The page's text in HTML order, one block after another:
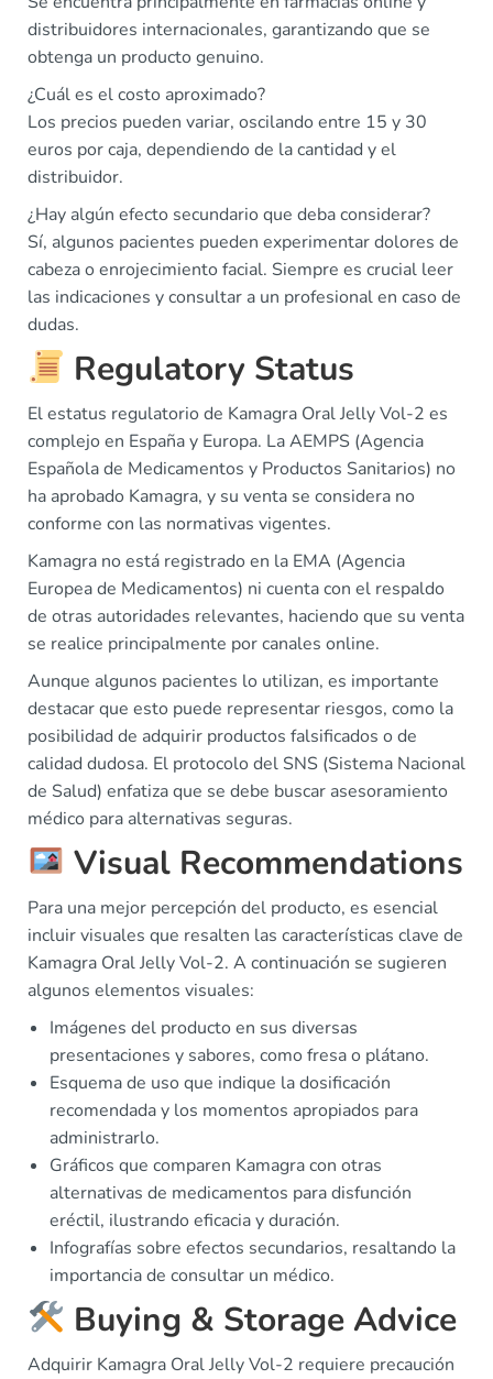
distribuidores internacionales, garantizando que se
obtenga un producto genuino.
¿Cuál es el costo aproximado?
Los precios pueden variar, oscilando entre 15 y 30
euros por caja, dependiendo de la cantidad y el
distribuidor.
¿Hay algún efecto secundario que deba considerar?
Sí, algunos pacientes pueden experimentar dolores de
cabeza o enrojecimiento facial. Siempre es crucial leer
las indicaciones y consultar a un profesional en caso de
dudas.
Regulatory Status
El estatus regulatorio de Kamagra Oral Jelly Vol-2 es
complejo en España y Europa. La AEMPS (Agencia
Española de Medicamentos y Productos Sanitarios) no
ha aprobado Kamagra, y su venta se considera no
conforme con las normativas vigentes.
Kamagra no está registrado en la EMA (Agencia
Europea de Medicamentos) ni cuenta con el respaldo
de otras autoridades relevantes, haciendo que su venta
se realice principalmente por canales online.
Aunque algunos pacientes lo utilizan, es importante
destacar que esto puede representar riesgos, como la
posibilidad de adquirir productos falsificados o de
calidad dudosa. El protocolo del SNS (Sistema Nacional
de Salud) enfatiza que se debe buscar asesoramiento
médico para alternativas seguras.
Visual Recommendations
Para una mejor percepción del producto, es esencial
incluir visuales que resalten las características clave de
Kamagra Oral Jelly Vol-2. A continuación se sugieren
algunos elementos visuales:
Imágenes del producto en sus diversas
presentaciones y sabores, como fresa o plátano.
Esquema de uso que indique la dosificación
recomendada y los momentos apropiados para
administrarlo.
Gráficos que comparen Kamagra con otras
alternativas de medicamentos para disfunción
eréctil, ilustrando eficacia y duración.
Infografías sobre efectos secundarios, resaltando la
importancia de consultar un médico.
Buying & Storage Advice
Adquirir Kamagra Oral Jelly Vol-2 requiere precaución